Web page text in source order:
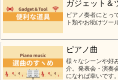
ガジェット＆
ピアノ奏者にとっ
ト類やお助けツー
ピアノ曲
様々なシーンや好
介。発表会・演奏
になれば幸いです。